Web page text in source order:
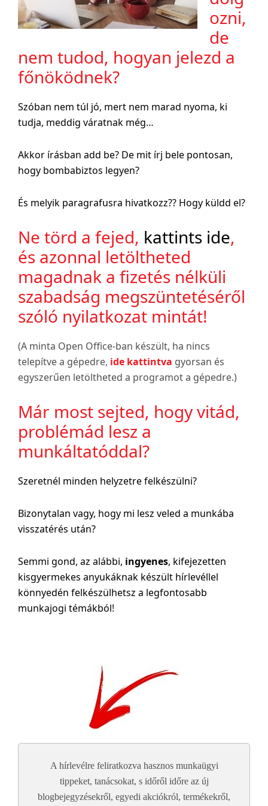
ozni,
de
nem tudod, hogyan jelezd a
főnöködnek?
Szóban nem túl jó, mert nem marad nyoma, ki
tudja, meddig váratnak még…
Akkor írásban add be? De mit írj bele pontosan,
hogy bombabiztos legyen?
És melyik paragrafusra hivatkozz?? Hogy küldd el?
Ne törd a fejed, kattints ide,
és azonnal letöltheted
magadnak a fizetés nélküli
szabadság megszüntetéséről
szóló nyilatkozat mintát!
(A minta Open Office-ban készült, ha nincs
telepítve a gépedre, ide kattintva gyorsan és
egyszerűen letöltheted a programot a gépedre.)
Már most sejted, hogy vitád,
problémád lesz a
munkáltatóddal?
Szeretnél minden helyzetre felkészülni?
Bizonytalan vagy, hogy mi lesz veled a munkába
visszatérés után?
Semmi gond, az alábbi, ingyenes, kifejezetten
kisgyermekes anyukáknak készült hírlevéllel
könnyedén felkészülhetsz a legfontosabb
munkajogi témákból!
A hírlevélre feliratkozva hasznos munkaügyi
tippeket, tanácsokat, s időről időre az új
blogbejegyzésekről, egyedi akciókról, termékekről,